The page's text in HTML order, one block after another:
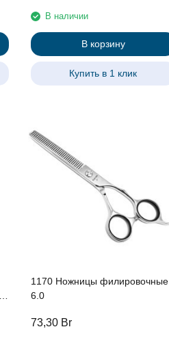
В наличии
В корзину
Купить в 1 клик
1170 Ножницы филировочные
6.0
73,30 Br